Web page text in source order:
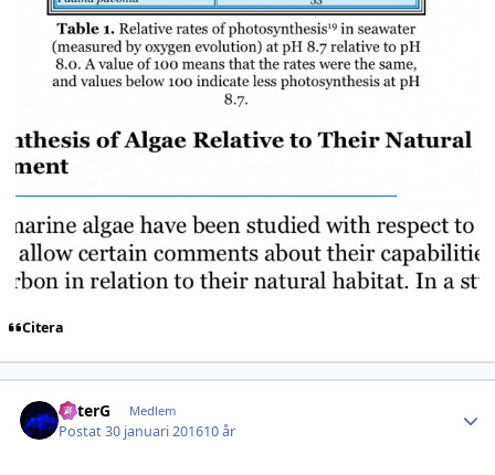
Citera
PeterG Medlem
Postat30 januari 201610 år